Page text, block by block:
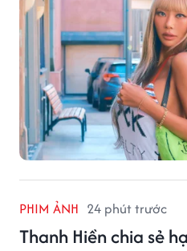
PHIM ẢNH 24 phút trước
Thanh Hiền chia sẻ